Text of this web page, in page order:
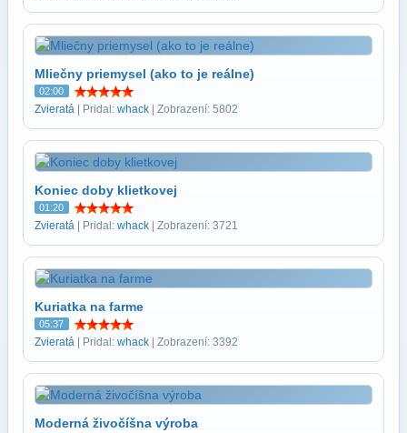
Mliečny priemysel (ako to je reálne)
02:00
Zvieratá | Pridal: whack | Zobrazení: 5802
Koniec doby klietkovej
01:20
Zvieratá | Pridal: whack | Zobrazení: 3721
Kuriatka na farme
05:37
Zvieratá | Pridal: whack | Zobrazení: 3392
Moderná živočíšna výroba